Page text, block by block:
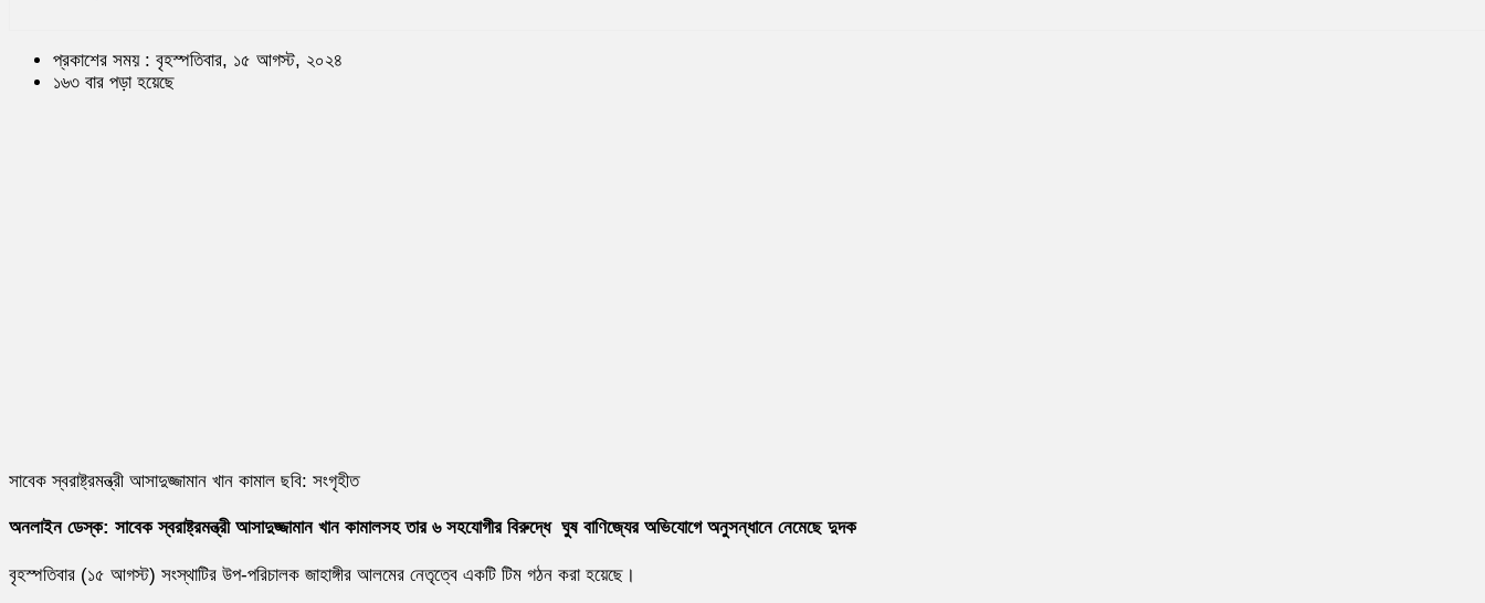
প্রকাশের সময় : বৃহস্পতিবার, ১৫ আগস্ট, ২০২৪
১৬৩ বার পড়া হয়েছে
সাবেক স্বরাষ্ট্রমন্ত্রী আসাদুজ্জামান খান কামাল ছবি: সংগৃহীত
অনলাইন ডেস্ক: সাবেক স্বরাষ্ট্রমন্ত্রী আসাদুজ্জামান খান কামালসহ তার ৬ সহযোগীর বিরুদ্ধে ঘুষ বাণিজ্যের অভিযোগে অনুসন্ধানে নেমেছে দুদক
বৃহস্পতিবার (১৫ আগস্ট) সংস্থাটির উপ-পরিচালক জাহাঙ্গীর আলমের নেতৃত্বে একটি টিম গঠন করা হয়েছে।